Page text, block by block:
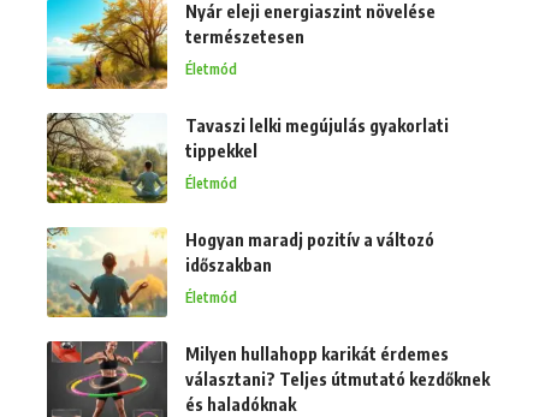
Nyár eleji energiaszint növelése
természetesen
Életmód
Tavaszi lelki megújulás gyakorlati
tippekkel
Életmód
Hogyan maradj pozitív a változó
időszakban
Életmód
Milyen hullahopp karikát érdemes
választani? Teljes útmutató kezdőknek
és haladóknak